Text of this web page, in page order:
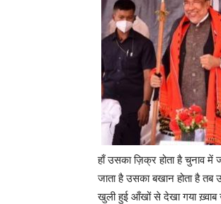
हाँ उसका ज़िक्र होता है चुनाव
जाता है उसका बखान होता है तब
खुली हुई आँखों से देखा गया ख़्वाब